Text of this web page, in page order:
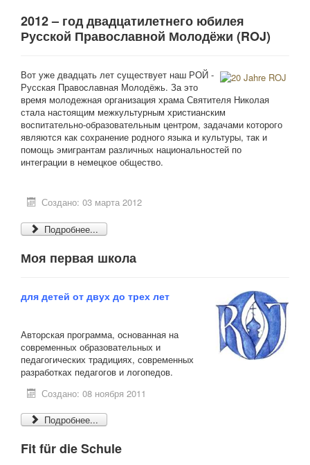
2012 – год двадцатилетнего юбилея
Русской Православной Молодёжи (ROJ)
Вот уже двадцать лет существует наш РОЙ -
Русская Православная Молодёжь. За это
время молодежная организация храма Святителя Николая
стала настоящим межкультурным христианским
воспитательно-образовательным центром, задачами которого
являются как сохранение родного языка и культуры, так и
помощь эмигрантам различных национальностей по
интеграции в немецкое общество.
Создано: 03 марта 2012
Подробнее...
Моя первая школа
для детей от двух до трех лет
Авторская программа, основанная на
современных образовательных и
педагогических традициях, современных
разработках педагогов и логопедов.
Создано: 08 ноября 2011
Подробнее...
Fit für die Schule